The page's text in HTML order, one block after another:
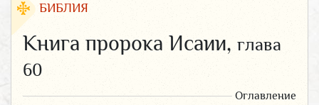
БИБЛИЯ
Книга пророка Исаии, глава
60
Оглавление